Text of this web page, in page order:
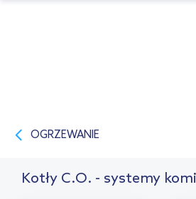
OGRZEWANIE
Kotły C.O. - systemy